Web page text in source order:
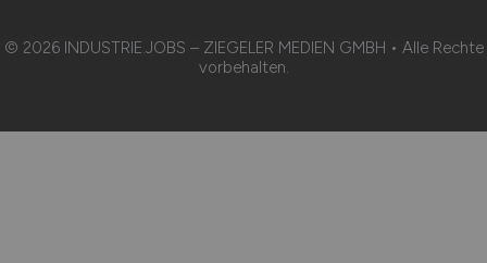
© 2026 INDUSTRIE.JOBS – ZIEGELER MEDIEN GMBH • Alle Rechte
vorbehalten.